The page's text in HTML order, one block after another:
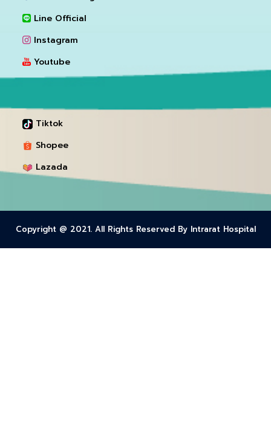
Line Official
Instagram
Youtube
Tiktok
Shopee
Lazada
Copyright @ 2021. All Rights Reserved By Intrarat Hospital